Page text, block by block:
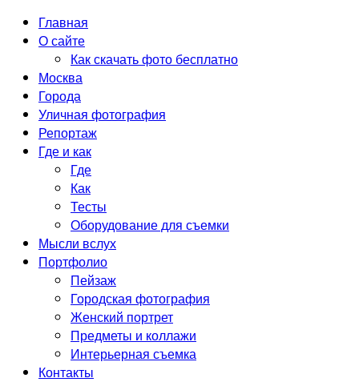
Главная
О сайте
Как скачать фото бесплатно
Москва
Города
Уличная фотография
Репортаж
Где и как
Где
Как
Тесты
Оборудование для съемки
Мысли вслух
Портфолио
Пейзаж
Городская фотография
Женский портрет
Предметы и коллажи
Интерьерная съемка
Контакты